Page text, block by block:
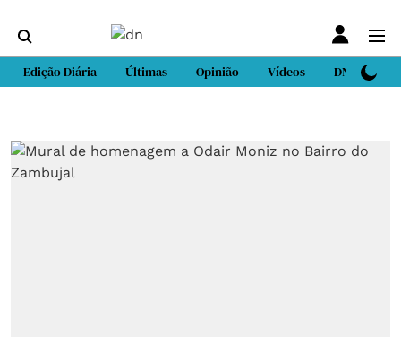
Edição Diária Últimas Opinião Vídeos DN Sport